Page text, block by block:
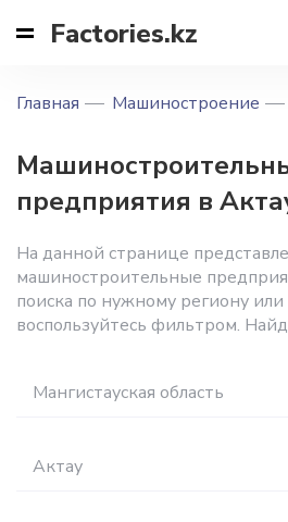
Factories.kz
Главная Машиностроение
предприятия в
На данной странице
машиностроительные
поиска по нужному региону или
воспользуйтесь фильтром.
Мангистауская область
Актау